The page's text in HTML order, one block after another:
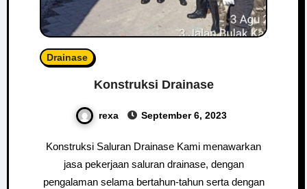
Drainase
Konstruksi Drainase
rexa September 6, 2023
Konstruksi Saluran Drainase Kami menawarkan
jasa pekerjaan saluran drainase, dengan
pengalaman selama bertahun-tahun serta dengan